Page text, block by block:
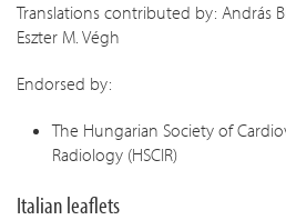
Translations contributed by: András
Eszter M. Végh
Endorsed by:
The Hungarian Society of
Radiology (HSCIR)
Italian leaflets